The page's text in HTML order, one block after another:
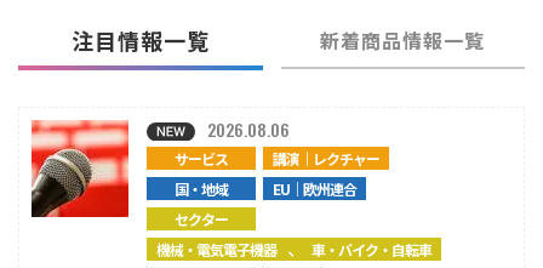
注目情報一覧 新着商品情報一覧
サービス
講演｜レクチャー
国・地域
EU｜欧州連合
セクター
機械・電気電子機器 、車・バイク・自転車
2026.08.06